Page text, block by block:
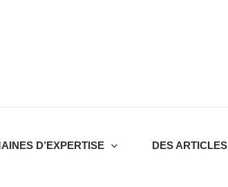
D’EXPERTISE DES ARTICLES